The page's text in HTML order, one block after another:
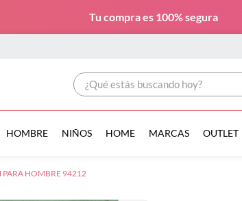
Tu compra es 100% segura
¿Qué estás buscando hoy?
HOMBRE NIÑOS HOME MARCAS OUTLET
PARA HOMBRE 94212